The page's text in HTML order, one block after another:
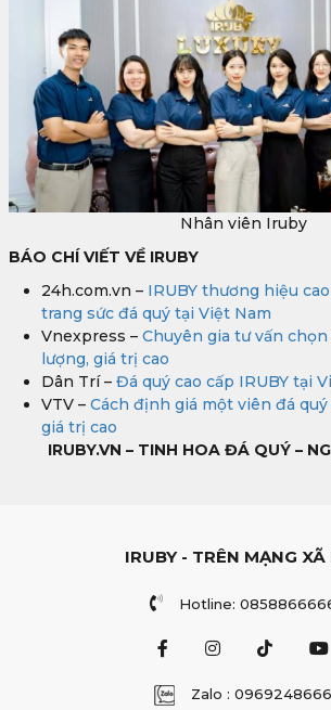
Nhân viên Iruby
BÁO CHÍ VIẾT VỀ IRUBY
24h.com.vn – IRUBY thương hiệu
trang sức đá quý tại Việt Nam
Vnexpress – Chuyên gia tư vấn
lượng, giá trị cao
Dân Trí – Đá quý cao cấp IRUBY tại
VTV – Cách định giá một viên đá
giá trị cao
IRUBY.VN – TINH HOA ĐÁ QUÝ –
IRUBY - TRÊN MẠNG XÃ
Hotline:
Zalo : 0969248666